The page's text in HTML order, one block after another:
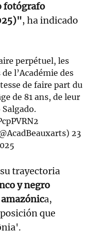
fotógrafo
, ha indicado
perpétuel, les
l’Académie des
de faire part du
de 81 ans, de leur
23
trayectoria
y negro
a,
que